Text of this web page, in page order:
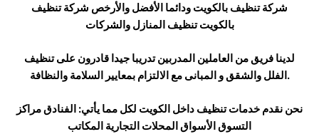
شركة تنظيف بالكويت ودائما الأفضل والأرخص شركة تنظيف
بالكويت تنظيف المنازل والشركات
لدينا فريق من العاملين المدربين تدريبا جيدا قادرون على تنظيف
الفلل والشقق و المبانى مع الالتزام بمعايير السلامة والنظافة.
نحن نقدم خدمات تنظيف داخل الكويت لكل مما يأتي: الفنادق مراكز
التسوق الأسواق المحلات التجارية المكاتب